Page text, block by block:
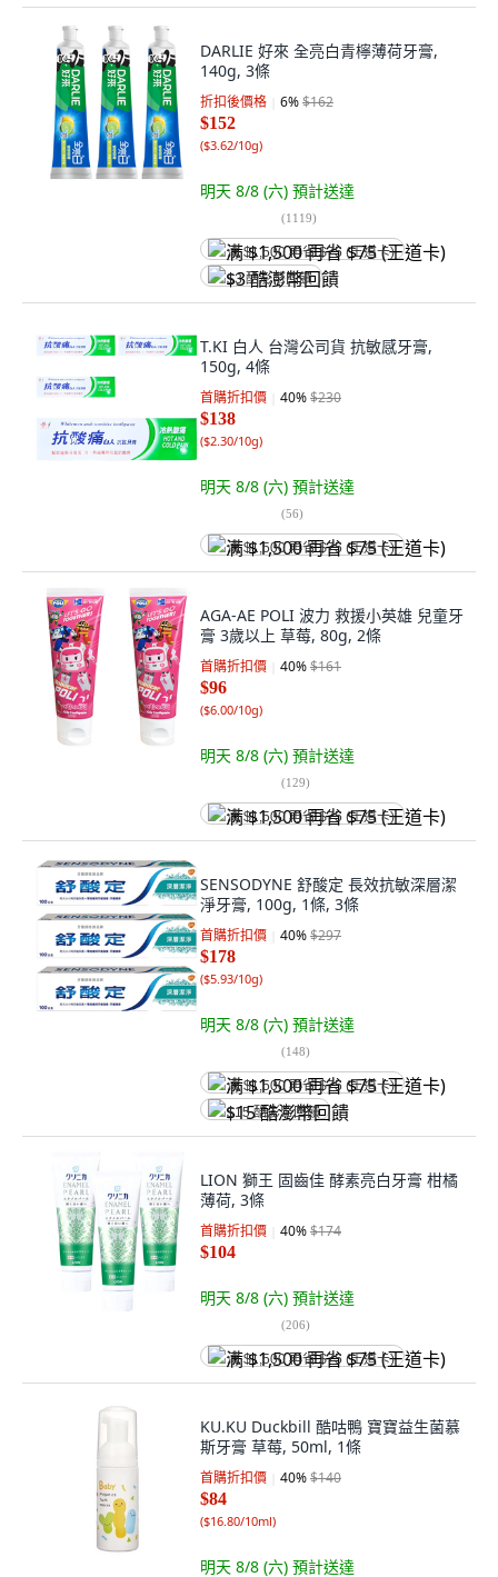
DARLIE 好來 全亮白青檸薄荷牙膏,
140g, 3條
折扣後價格 6%$162
$152
($3.62/10g)
明天 8/8 (六) 預計送達
(1119)
满 $1,500 再省 $75 (王道卡)
$3 酷澎幣回饋
T.KI 白人 台灣公司貨 抗敏感牙膏,
150g, 4條
首購折扣價 40%$230
$138
($2.30/10g)
明天 8/8 (六) 預計送達
(56)
满 $1,500 再省 $75 (王道卡)
AGA-AE POLI 波力 救援小英雄 兒童牙
膏 3歲以上 草莓, 80g, 2條
首購折扣價 40%$161
$96
($6.00/10g)
明天 8/8 (六) 預計送達
(129)
满 $1,500 再省 $75 (王道卡)
SENSODYNE 舒酸定 長效抗敏深層潔
淨牙膏, 100g, 1條, 3條
首購折扣價 40%$297
$178
($5.93/10g)
明天 8/8 (六) 預計送達
(148)
满 $1,500 再省 $75 (王道卡)
$15 酷澎幣回饋
LION 獅王 固齒佳 酵素亮白牙膏 柑橘
薄荷, 3條
首購折扣價 40%$174
$104
明天 8/8 (六) 預計送達
(206)
满 $1,500 再省 $75 (王道卡)
KU.KU Duckbill 酷咕鴨 寶寶益生菌慕
斯牙膏 草莓, 50ml, 1條
首購折扣價 40%$140
$84
($16.80/10ml)
明天 8/8 (六) 預計送達